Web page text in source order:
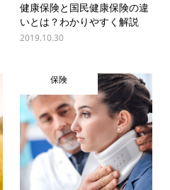
健康保険と国民健康保険の違
いとは？わかりやすく解説
2019.10.30
保険